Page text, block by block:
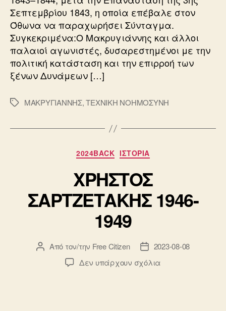
Σεπτεμβρίου 1843, η οποία επέβαλε στον
Όθωνα να παραχωρήσει Σύνταγμα.
Συγκεκριμένα:Ο Μακρυγιάννης και άλλοι
παλαιοί αγωνιστές, δυσαρεστημένοι με την
πολιτική κατάσταση και την επιρροή των
ξένων Δυνάμεων […]
ΕτικέτεςΜΑΚΡΥΓΙΑΝΝΗΣ,ΤΕΧΝΙΚΗ ΝΟΗΜΟΣΥΝΗ
Κατηγορίες
2024BACK ΙΣΤΟΡΙΑ
ΧΡΗΣΤΟΣ
ΣΑΡΤΖΕΤΑΚΗΣ 1946-
1949
Συντάκτης
άρθρου
Από τον/την Free Citizen
Ημ.
δημοσίευσης
2023-08-08
Δεν υπάρχουν σχόλια